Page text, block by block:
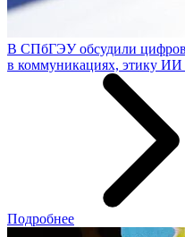
В СПбГЭУ обсудили
в коммуникациях, этику ИИ
Подробнее